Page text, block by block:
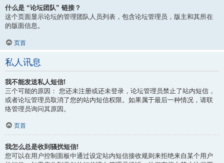
什么是 “论坛团队” 链接？
这个页面显示论坛的管理团队人员列表，包含论坛管理员，版主和其所在
的版面信息。
页首
私人讯息
我不能发送私人短信!
三个可能的原因： 您还未注册或还未登录，论坛管理员禁止了站内短信，
或者论坛管理员取消了您的站内短信权限。如果属于最后一种情况，请联
络管理员询问其原因。
页首
我怎么总是收到骚扰短信!
您可以在用户控制面板中通过设定站内短信接收规则来拒绝来自某个用户